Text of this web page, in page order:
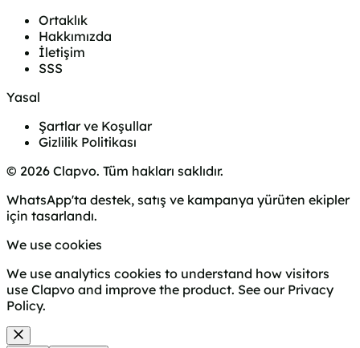
Ortaklık
Hakkımızda
İletişim
SSS
Yasal
Şartlar ve Koşullar
Gizlilik Politikası
© 2026 Clapvo. Tüm hakları saklıdır.
WhatsApp'ta destek, satış ve kampanya yürüten ekipler
için tasarlandı.
We use cookies
We use analytics cookies to understand how visitors
use Clapvo and improve the product. See our Privacy
Policy.